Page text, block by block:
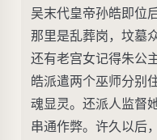
吴末代皇帝孙皓即位
那里是乱葬岗，坟墓
还有老宫女记得朱公
皓派遣两个巫师分别
魂显灵。还派人监督
串通作弊。许久以后